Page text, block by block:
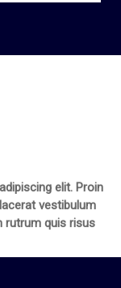
elit. Proin
vestibulum
rutrum quis risus